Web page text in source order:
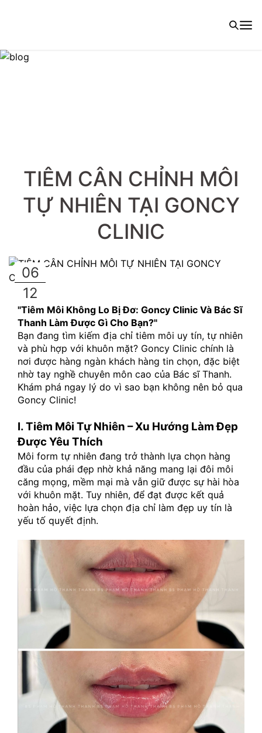
TIÊM CÂN CHỈNH MÔI
TỰ NHIÊN TẠI GONCY
CLINIC
06
12
"Tiêm Môi Không Lo Bị Đơ: Goncy Clinic Và Bác Sĩ
Thanh Làm Được Gì Cho Bạn?"
Bạn đang tìm kiếm địa chỉ tiêm môi uy tín, tự nhiên
và phù hợp với khuôn mặt? Goncy Clinic chính là
nơi được hàng ngàn khách hàng tin chọn, đặc biệt
nhờ tay nghề chuyên môn cao của Bác sĩ Thanh.
Khám phá ngay lý do vì sao bạn không nên bỏ qua
Goncy Clinic!
I. Tiêm Môi Tự Nhiên – Xu Hướng Làm Đẹp
Được Yêu Thích
Môi form tự nhiên đang trở thành lựa chọn hàng
đầu của phái đẹp nhờ khả năng mang lại đôi môi
căng mọng, mềm mại mà vẫn giữ được sự hài hòa
với khuôn mặt. Tuy nhiên, để đạt được kết quả
hoàn hảo, việc lựa chọn địa chỉ làm đẹp uy tín là
yếu tố quyết định.